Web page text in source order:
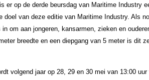
er op de derde beursdag van Maritime Industry
doel van deze editie van Maritime Industry. Als
om aan jongeren, kansarmen, zieken en
breedte en een diepgang van 5 meter is dit
volgend jaar op 28, 29 en 30 mei van 13:00